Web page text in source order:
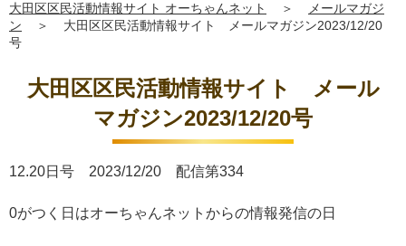
大田区区民活動情報サイト オーちゃんネット ＞
メールマガジ
ン
＞
大田区区民活動情報サイト メールマガジン2023/12/20
号
大田区区民活動情報サイト メール
マガジン2023/12/20号
12.20日号 2023/12/20 配信第334
0がつく日はオーちゃんネットからの情報発信の日